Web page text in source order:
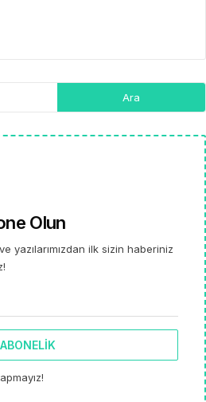
Olun
yazılarımızdan ilk sizin haberiniz
ABONELIK